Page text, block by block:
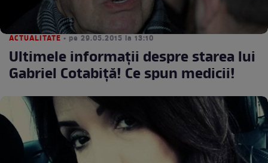
ACTUALITATE • pe 29.05.2015 la 13:10
Ultimele informaţii despre starea lui
Gabriel Cotabiţă! Ce spun medicii!